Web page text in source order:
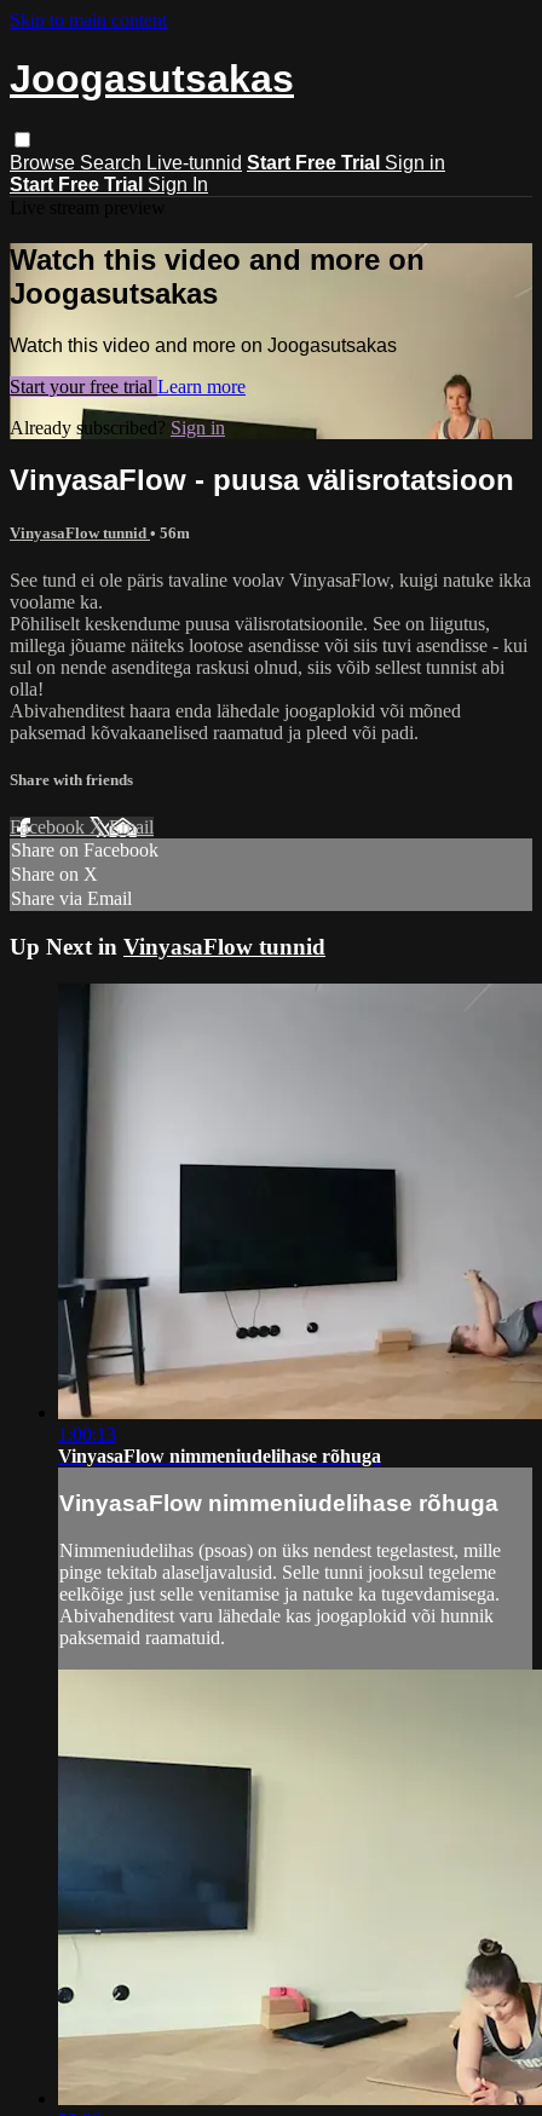
Skip to main content
Joogasutsakas
Browse Search Live-tunnid Start Free Trial Sign in
Start Free Trial Sign In
Watch this video and more on
Joogasutsakas
Watch this video and more on Joogasutsakas
Start your free trial Learn more
Already subscribed? Sign in
VinyasaFlow - puusa välisrotatsioon
VinyasaFlow tunnid • 56m
See tund ei ole päris tavaline voolav VinyasaFlow, kuigi natuke ikka
voolame ka.
Põhiliselt keskendume puusa välisrotatsioonile. See on liigutus,
millega jõuame näiteks lootose asendisse või siis tuvi asendisse - kui
sul on nende asenditega raskusi olnud, siis võib sellest tunnist abi
olla!
Abivahenditest haara enda lähedale joogaplokid või mõned
paksemad kõvakaanelised raamatud ja pleed või padi.
Share with friends
Facebook XEmail
Share on Facebook
Share on X
Share via Email
Up Next in VinyasaFlow tunnid
1:00:13
VinyasaFlow nimmeniudelihase rõhuga
VinyasaFlow nimmeniudelihase rõhuga
Nimmeniudelihas (psoas) on üks nendest tegelastest, mille
pinge tekitab alaseljavalusid. Selle tunni jooksul tegeleme
eelkõige just selle venitamise ja natuke ka tugevdamisega.
Abivahenditest varu lähedale kas joogaplokid või hunnik
paksemaid raamatuid.